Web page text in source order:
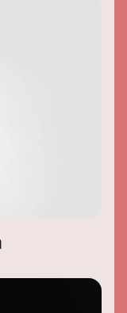
Иван
Юлия
Щербань,
Сергей